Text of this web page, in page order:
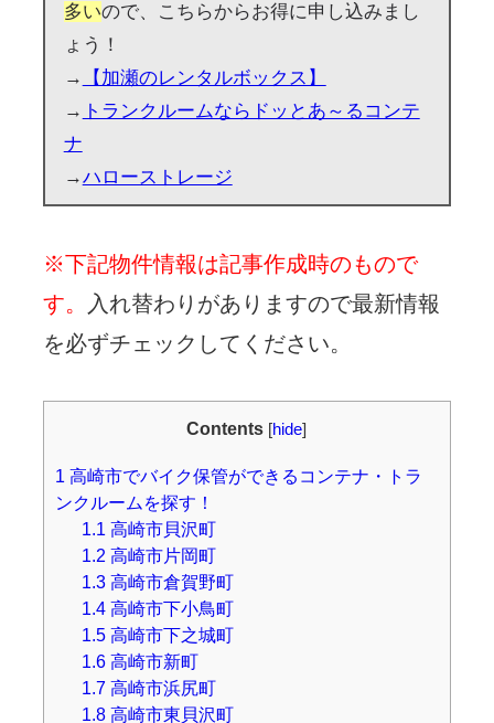
多いので、こちらからお得に申し込みまし
ょう！
→
【加瀬のレンタルボックス】
→ トランクルームならドッとあ～るコンテ
ナ
→ハローストレージ
※下記物件情報は記事作成時のもので
す。
入れ替わりがありますので最新情報
を必ずチェックしてください。
Contents [hide]
1 高崎市でバイク保管ができるコンテナ・トラ
ンクルームを探す！
1.1 高崎市貝沢町
1.2 高崎市片岡町
1.3高崎市倉賀野町
1.4高崎市下小鳥町
1.5高崎市下之城町
1.6高崎市新町
1.7高崎市浜尻町
1.8高崎市東貝沢町